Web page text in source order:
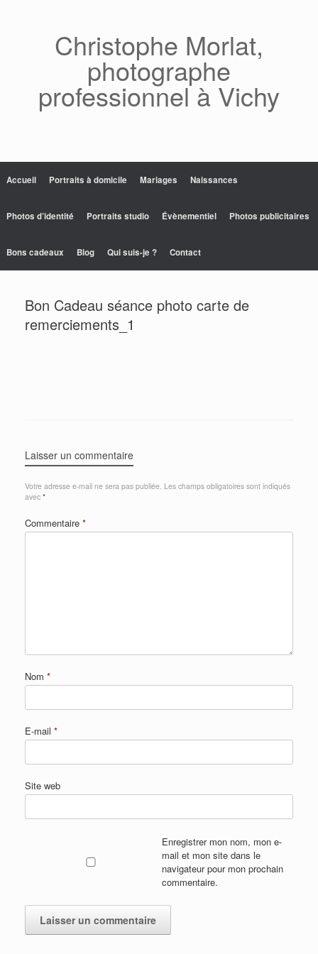
Christophe Morlat,
photographe
professionnel à Vichy
Accueil Portraits à domicile Mariages Naissances
Photos d’identité Portraits studio Évènementiel Photos publicitaires
Bons cadeaux Blog Qui suis-je ? Contact
Bon Cadeau séance photo carte de
remerciements_1
Laisser un commentaire
Votre adresse e-mail ne sera pas publiée. Les champs obligatoires sont indiqués
avec *
Commentaire *
Nom *
E-mail *
Site web
Enregistrer mon nom, mon e-
mail et mon site dans le
navigateur pour mon prochain
commentaire.